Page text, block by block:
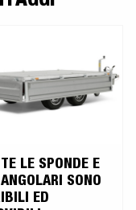
ai rimorchi della serie
LE SPONDE E
SONO
ED